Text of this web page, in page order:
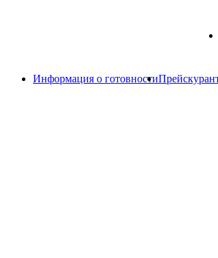
Информация о готовности